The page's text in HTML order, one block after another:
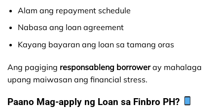
Alam ang repayment schedule
Nabasa ang loan agreement
Kayang bayaran ang loan sa tamang oras
Ang pagiging responsableng borroweray mahalaga
upang maiwasan ang financial stress.
Paano Mag-apply ng Loan sa Finbro PH?